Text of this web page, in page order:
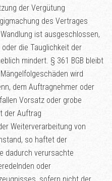
der Vergütung
des Vertrages
ist ausgeschlossen,
die Tauglichkeit der
mindert. § 361 BGB bleibt
wird
dem Auftragnehmer oder
Vorsatz oder grobe
der Auftrag
Weiterverarbeitung von
so haftet der
dadurch verursachte
oder